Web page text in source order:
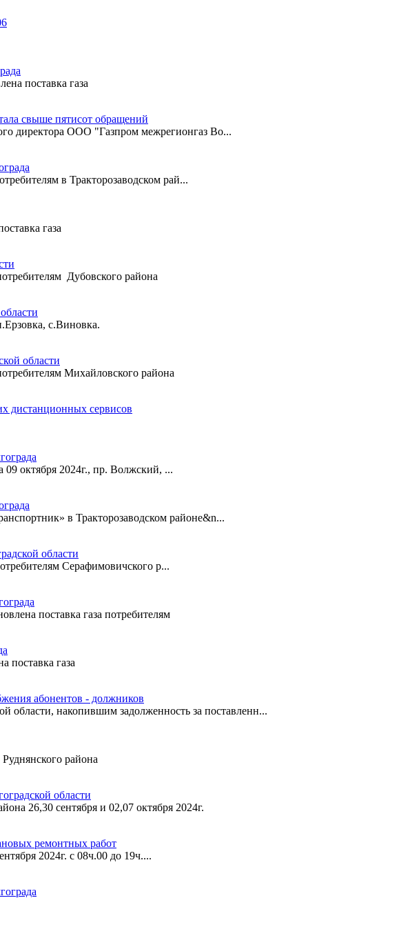
поставка газа
свыше пятисот обращений
директора ООО "Газпром межрегионгаз Во...
в Тракторозаводском рай...
газа
Дубовского района
с.Виновка.
области
Михайловского района
дистанционных сервисов
09 октября 2024г., пр. Волжский, ...
в Тракторозаводском районе&n...
области
Серафимовичского р...
поставка газа потребителям
поставка газа
абонентов - должников
области, накопившим задолженность за поставленн...
района
области
26,30 сентября и 02,07 октября 2024г.
ремонтных работ
2024г. с 08ч.00 до 19ч....